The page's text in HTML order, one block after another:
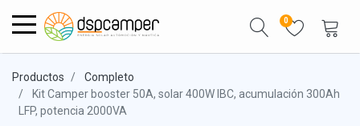
0
Productos
Completo
Kit Camper booster 50A, solar 400W IBC, acumulación 300Ah
LFP, potencia 2000VA